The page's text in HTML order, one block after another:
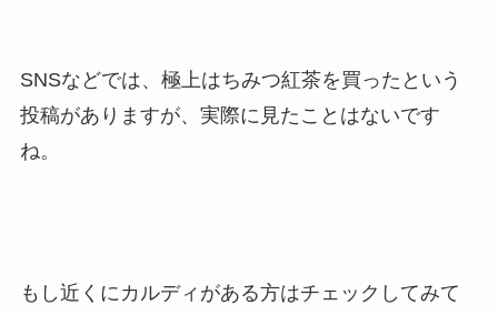
SNSなどでは、極上はちみつ紅茶を買ったという
投稿がありますが、実際に見たことはないです
ね。
もし近くにカルディがある方はチェックしてみて